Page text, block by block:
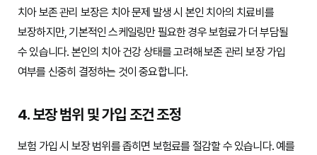
치아 보존 관리 보장은 치아 문제 발생 시 본인 치아의 치료비를
보장하지만, 기본적인 스케일링만 필요한 경우 보험료가 더 부담될
수 있습니다. 본인의 치아 건강 상태를 고려해 보존 관리 보장 가입
여부를 신중히 결정하는 것이 중요합니다.
4. 보장 범위 및 가입 조건 조정
보험 가입 시 보장 범위를 좁히면 보험료를 절감할 수 있습니다. 예를